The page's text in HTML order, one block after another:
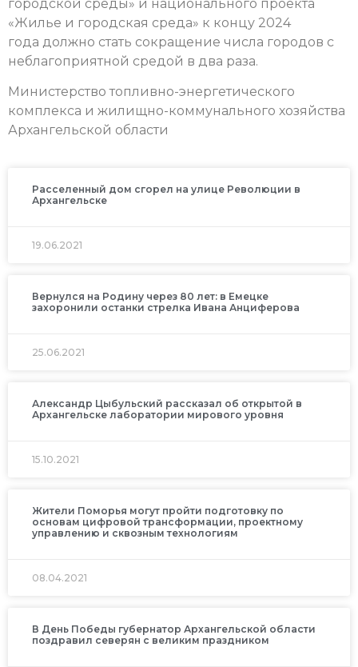
городской среды» и национального проекта
«Жилье и городская среда» к концу 2024
года должно стать сокращение числа городов с
неблагоприятной средой в два раза.
Министерство топливно-энергетического
комплекса и жилищно-коммунального хозяйства
Архангельской области
Расселенный дом сгорел на улице Революции в
Архангельске
19.06.2021
Вернулся на Родину через 80 лет: в Емецке
захоронили останки стрелка Ивана Анциферова
25.06.2021
Александр Цыбульский рассказал об открытой в
Архангельске лаборатории мирового уровня
15.10.2021
Жители Поморья могут пройти подготовку по
основам цифровой трансформации, проектному
управлению и сквозным технологиям
08.04.2021
В День Победы губернатор Архангельской области
поздравил северян с великим праздником